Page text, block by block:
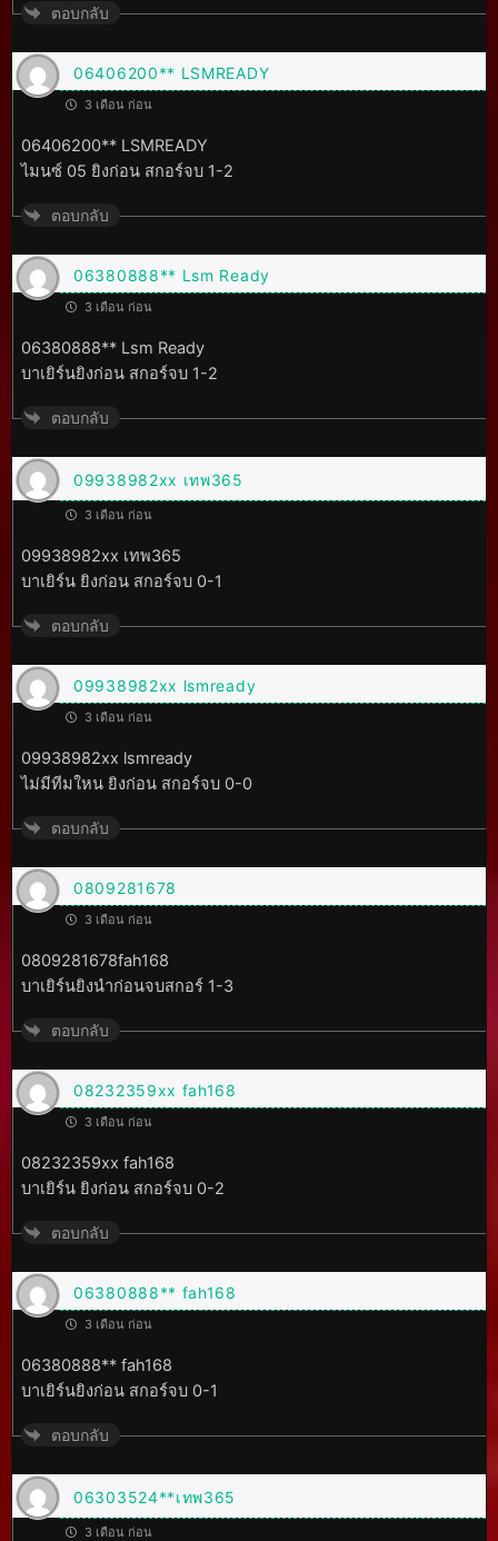
ตอบกลับ
06406200** LSMREADY
3 เดือน ก่อน
06406200** LSMREADY
ไมนซ์ 05 ยิงก่อน สกอร์จบ 1-2
ตอบกลับ
06380888** Lsm Ready
3 เดือน ก่อน
06380888** Lsm Ready
บาเยิร์นยิงก่อน สกอร์จบ 1-2
ตอบกลับ
09938982xx เทพ365
3 เดือน ก่อน
09938982xx เทพ365
บาเยิร์น ยิงก่อน สกอร์จบ 0-1
ตอบกลับ
09938982xx lsmready
3 เดือน ก่อน
09938982xx lsmready
ไม่มีทีมใหน ยิงก่อน สกอร์จบ 0-0
ตอบกลับ
0809281678
3 เดือน ก่อน
0809281678fah168
บาเยิร์นยิงนำก่อนจบสกอร์ 1-3
ตอบกลับ
08232359xx fah168
3 เดือน ก่อน
08232359xx fah168
บาเยิร์น ยิงก่อน สกอร์จบ 0-2
ตอบกลับ
06380888** fah168
3 เดือน ก่อน
06380888** fah168
บาเยิร์นยิงก่อน สกอร์จบ 0-1
ตอบกลับ
06303524**เทพ365
3 เดือน ก่อน